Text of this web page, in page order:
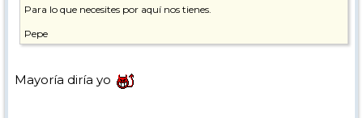
Para lo que necesites por aquí nos tienes.
Pepe
Mayoría diría yo